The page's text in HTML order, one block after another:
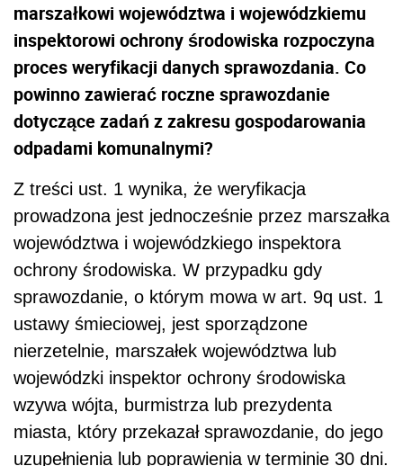
marszałkowi województwa i wojewódzkiemu
inspektorowi ochrony środowiska rozpoczyna
proces weryfikacji danych sprawozdania. Co
powinno zawierać roczne sprawozdanie
dotyczące zadań z zakresu gospodarowania
odpadami komunalnymi?
Z treści ust. 1 wynika, że weryfikacja
prowadzona jest jednocześnie przez marszałka
województwa i wojewódzkiego inspektora
ochrony środowiska. W przypadku gdy
sprawozdanie, o którym mowa w art. 9q ust. 1
ustawy śmieciowej, jest sporządzone
nierzetelnie, marszałek województwa lub
wojewódzki inspektor ochrony środowiska
wzywa wójta, burmistrza lub prezydenta
miasta, który przekazał sprawozdanie, do jego
uzupełnienia lub poprawienia w terminie 30 dni.